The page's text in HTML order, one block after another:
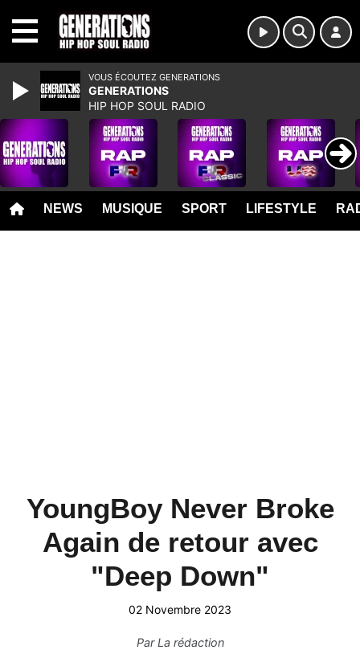
NEWS MUSIQUE SPORT LIFESTYLE
YoungBoy Never Broke
Again de retour avec
"Deep Down"
02 Novembre 2023
ParLa rédaction
VOUS ÉCOUTEZ GENERATIONS
GENERATIONS
HIP HOP SOUL RADIO